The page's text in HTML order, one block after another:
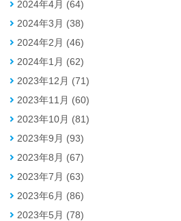
2024年4月 (64)
2024年3月 (38)
2024年2月 (46)
2024年1月 (62)
2023年12月 (71)
2023年11月 (60)
2023年10月 (81)
2023年9月 (93)
2023年8月 (67)
2023年7月 (63)
2023年6月 (86)
2023年5月 (78)